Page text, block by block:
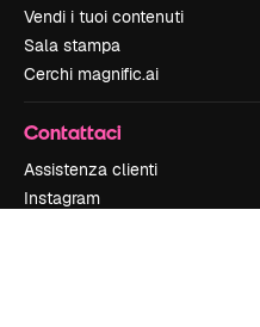
Vendi i tuoi contenuti
Sala stampa
Cerchi magnific.ai
Contattaci
Assistenza clienti
Instagram